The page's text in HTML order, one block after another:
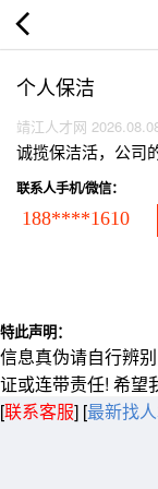
个人保洁
靖江人才网
诚揽保洁活，公司
联系人手机/微信：
188****1610
特此声明：
信息真伪请自行辨
证或连带责任! 希望
[联系客服] [最新找